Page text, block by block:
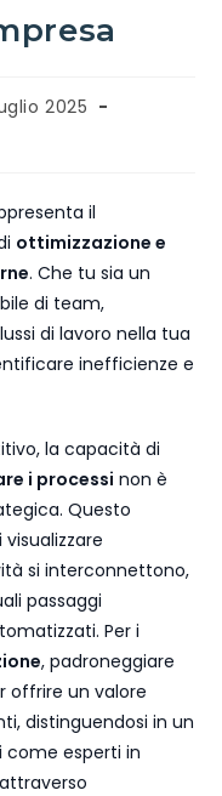
2025
il
ottimizzazione e
. Che tu sia un
di team,
di lavoro nella tua
inefficienze e
la capacità di
i processi non è
Questo
si interconnettono,
passaggi
Per i
, padroneggiare
offrire un valore
distinguendosi in un
esperti in